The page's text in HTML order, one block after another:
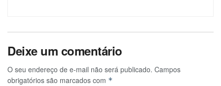
Deixe um comentário
O seu endereço de e-mail não será publicado. Campos
obrigatórios são marcados com *